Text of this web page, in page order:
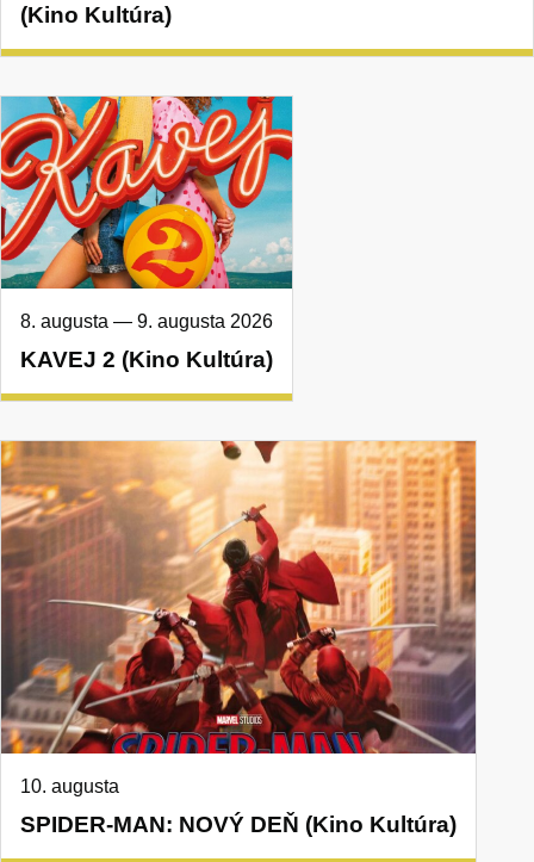
(Kino Kultúra)
KAVEJ 2 (Kino Kultúra)
8. augusta — 9. augusta 2026
SPIDER-MAN: NOVÝ DEŇ (Kino Kultúra)
10. augusta